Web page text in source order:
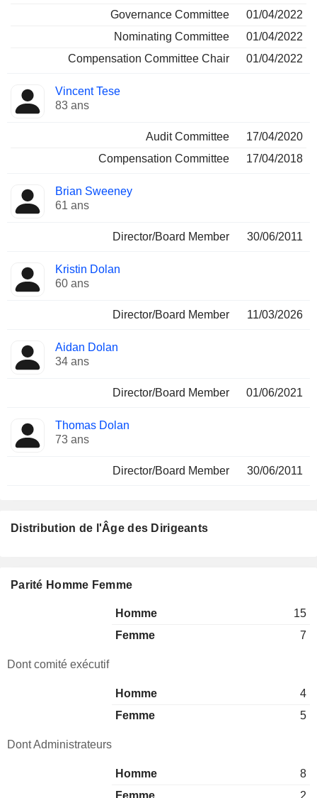
Governance Committee
01/04/2022
Nominating Committee
01/04/2022
Compensation Committee Chair
01/04/2022
Vincent Tese
83 ans
Audit Committee
17/04/2020
Compensation Committee
17/04/2018
Brian Sweeney
61 ans
Director/Board Member 30/06/2011
Kristin Dolan
60 ans
Director/Board Member 11/03/2026
Aidan Dolan
34 ans
Director/Board Member 01/06/2021
Thomas Dolan
73 ans
Director/Board Member 30/06/2011
Distribution de l'Âge des Dirigeants
Parité Homme Femme
Homme
15
Femme
7
Dont comité exécutif
Homme
4
Femme
5
Dont Administrateurs
Homme
8
Femme
2